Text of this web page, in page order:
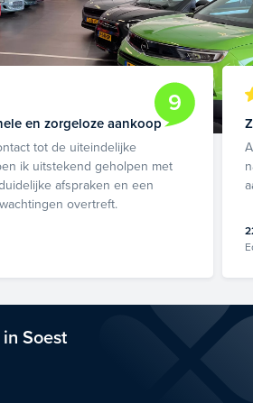
9
en zorgeloze aankoop
tot de uiteindelijke
ik uitstekend geholpen met
afspraken en een
overtreft.
Soest